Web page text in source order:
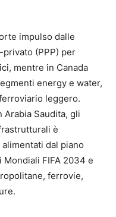
impulso dalle
(PPP) per
mentre in Canada
energy e water,
leggero.
Saudita, gli
è
dal piano
Mondiali FIFA 2034 e
ferrovie,